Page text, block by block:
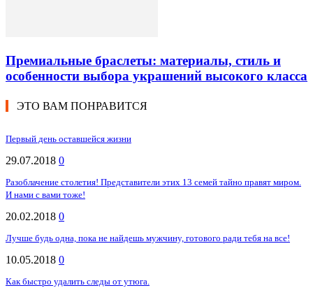
Премиальные браслеты: материалы, стиль и
особенности выбора украшений высокого класса
ЭТО ВАМ ПОНРАВИТСЯ
Первый день оставшейся жизни
29.07.2018 0
Разоблачение столетия! Представители этих 13 семей тайно правят миром.
И нами с вами тоже!
20.02.2018 0
Лучше будь одна, пока не найдешь мужчину, готового ради тебя на все!
10.05.2018 0
Как быстро удалить следы от утюга.